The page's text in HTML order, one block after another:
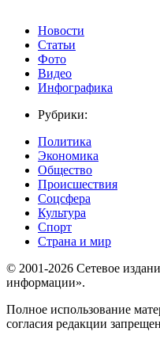
Новости
Статьи
Фото
Видео
Инфографика
Рубрики:
Политика
Экономика
Общество
Происшествия
Соцсфера
Культура
Спорт
Страна и мир
© 2001-2026 Сетевое
информации».
Полное использование
согласия редакции